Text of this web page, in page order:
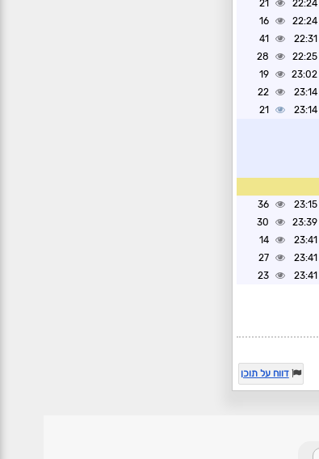
21
16
41
28
19
22
21
36
30
14
27
23
דווח על תוכן